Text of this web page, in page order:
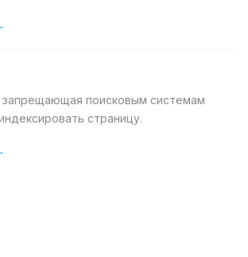
запрещающая поисковым системам
страницу.